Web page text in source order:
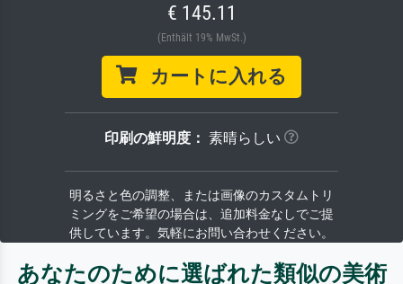
€ 145.11
(Enthält 19% MwSt.)
カートに入れる
印刷の鮮明度： 素晴らしい
明るさと色の調整、または画像のカスタムトリ
ミングをご希望の場合は、追加料金なしでご提
供しています。気軽にお問い合わせください。
あなたのために選ばれた類似の美術